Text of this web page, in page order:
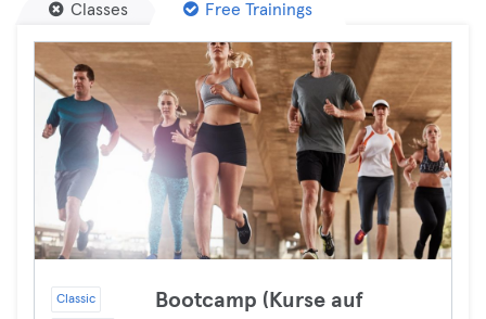
Classes Free Trainings
Classic
Bootcamp (Kurse auf